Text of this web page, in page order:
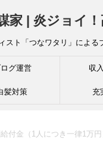
家 | 炎ジョイ
スト「つなワタリ」によ
グ運営 収
髪対策 充
付金（1人につき一律1万